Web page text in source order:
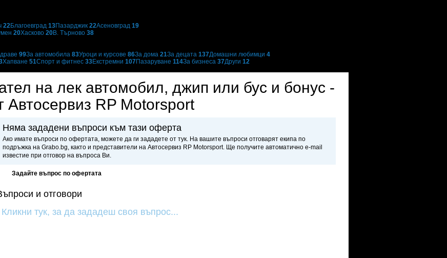
22Благоевград 13Пазарджик 22Асеновград 19
20Хасково 20В. Търново 38
99За автомобила 83Уроци и курсове 86За дома 21За децата 137Домашни любимци 4
Хапване 51Спорт и фитнес 33Екстремни 107Пазаруване 114За бизнеса 37Други 12
на лек автомобил, джип или бус и бонус -
RP Motorsport
Няма зададени въпроси към тази оферта
Ако имате въпроси по офертата, можете да ги зададете от тук. На вашите въпроси отговарят екипа по
подръжка на Grabo.bg, както и представители на Автосервиз RP Motorsport. Ще получите автоматично e-mail
известие при отговор на въпроса Ви.
Задайте въпрос по офертата
и отговори
Кликни тук, за да зададеш своя въпрос...